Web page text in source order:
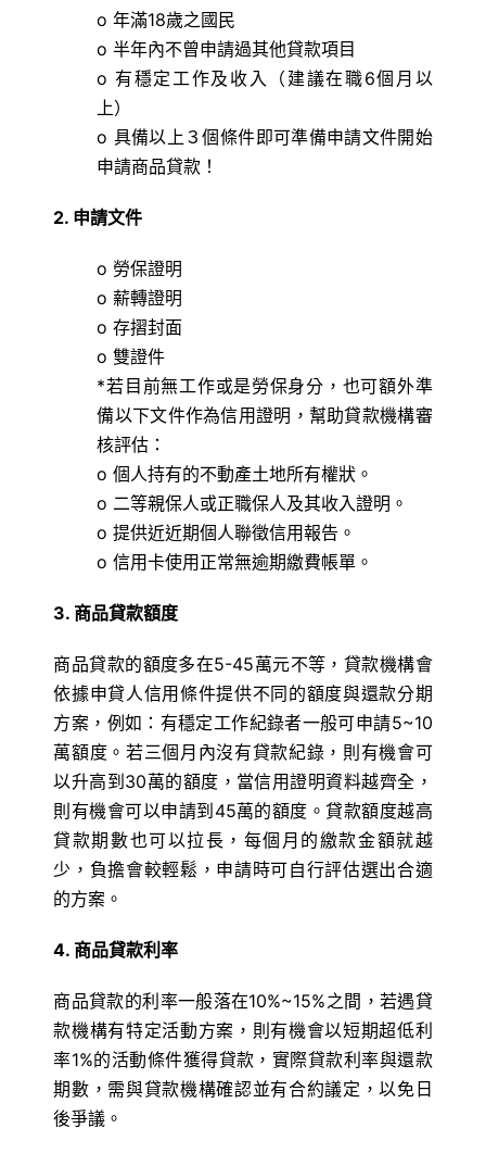
o 年滿18歲之國民
o 半年內不曾申請過其他貸款項目
o 有穩定工作及收入（建議在職6個月以
上）
o 具備以上３個條件即可準備申請文件開始
申請商品貸款！
2. 申請文件
o 勞保證明
o 薪轉證明
o 存摺封面
o 雙證件
*若目前無工作或是勞保身分，也可額外準
備以下文件作為信用證明，幫助貸款機構審
核評估：
o 個人持有的不動產土地所有權狀。
o 二等親保人或正職保人及其收入證明。
o 提供近近期個人聯徵信用報告。
o 信用卡使用正常無逾期繳費帳單。
3. 商品貸款額度
商品貸款的額度多在5-45萬元不等，貸款機構會
依據申貸人信用條件提供不同的額度與還款分期
方案，例如：有穩定工作紀錄者一般可申請5~10
萬額度。若三個月內沒有貸款紀錄，則有機會可
以升高到30萬的額度，當信用證明資料越齊全，
則有機會可以申請到45萬的額度。貸款額度越高
貸款期數也可以拉長，每個月的繳款金額就越
少，負擔會較輕鬆，申請時可自行評估選出合適
的方案。
4. 商品貸款利率
商品貸款的利率一般落在10%~15%之間，若遇貸
款機構有特定活動方案，則有機會以短期超低利
率1%的活動條件獲得貸款，實際貸款利率與還款
期數，需與貸款機構確認並有合約議定，以免日
後爭議。